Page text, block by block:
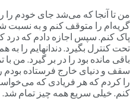
تا آنجا که می‌شد جای خودم
را متوقف کنم و به نسبت
کنم. سپس اجازه دادم که درد
کنترل بگیرد. دندانهایم را به
مانده بود را در بر گیرد. من
و دنیای خارج فرستاده بودم را
کردم که هر فریادی که
خیلی سریع همه چیز تمام